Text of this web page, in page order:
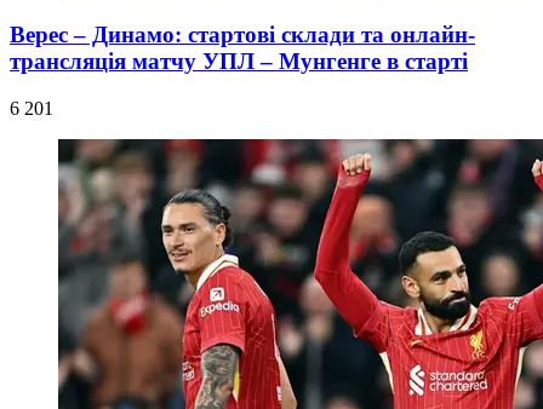
Верес – Динамо: стартові склади та онлайн-
трансляція матчу УПЛ – Мунгенге в старті
6 201